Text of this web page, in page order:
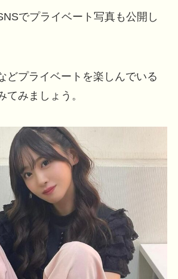
でプライベート写真も公開し
どプライベートを楽しんでいる
てみましょう。